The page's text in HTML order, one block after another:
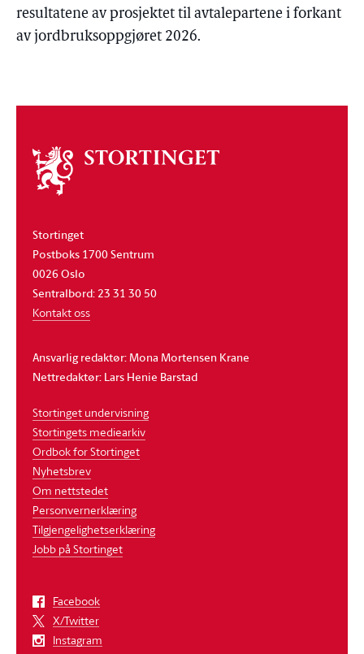
resultatene av prosjektet til avtalepartene i forkant
av jordbruksoppgjøret 2026.
Om
stortinget
Stortinget
Postboks 1700 Sentrum
0026 Oslo
Sentralbord: 23 31 30 50
Kontakt oss
Ansvarlig redaktør: Mona Mortensen Krane
Nettredaktør: Lars Henie Barstad
Stortinget undervisning
Stortingets mediearkiv
Ordbok for Stortinget
Nyhetsbrev
Om nettstedet
Personvernerklæring
Tilgjengelighetserklæring
Jobb på Stortinget
Facebook
X/Twitter
Instagram